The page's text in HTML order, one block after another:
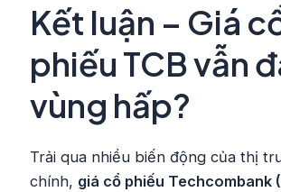
Kết luận – Giá
phiếu TCB vẫn
vùng hấp?
Trải qua nhiều biến động của thị
chính, giá cổ phiếu Techcombank